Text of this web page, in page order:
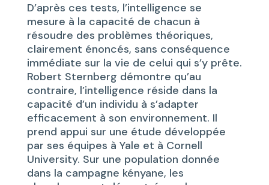
D’après ces tests, l’intelligence se
mesure à la capacité de chacun à
résoudre des problèmes théoriques,
clairement énoncés, sans conséquence
immédiate sur la vie de celui qui s’y prête.
Robert Sternberg démontre qu’au
contraire, l’intelligence réside dans la
capacité d’un individu à s’adapter
efficacement à son environnement. Il
prend appui sur une étude développée
par ses équipes à Yale et à Cornell
University. Sur une population donnée
dans la campagne kényane, les